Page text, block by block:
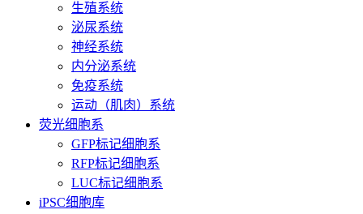
生殖系统
泌尿系统
神经系统
内分泌系统
免疫系统
运动（肌肉）系统
荧光细胞系
GFP标记细胞系
RFP标记细胞系
LUC标记细胞系
iPSC细胞库